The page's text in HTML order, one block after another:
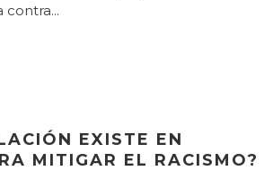
contra...
EXISTE EN
MITIGAR EL RACISMO?